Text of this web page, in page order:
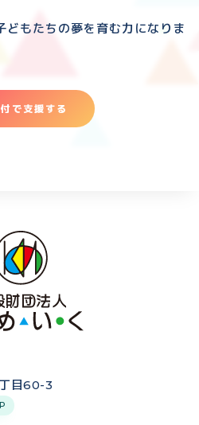
どもたちの夢を育む力になりま
で支援する
目60-3